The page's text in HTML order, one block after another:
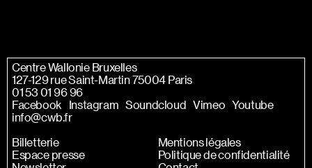
Centre Wallonie Bruxelles
127-129 rue Saint-Martin 75004 Paris
01 53 01 96 96
Facebook
Instagram Soundcloud Vimeo Youtube
info@cwb.fr
Billetterie
Espace presse
Mentions légales
Politique de confidentialité